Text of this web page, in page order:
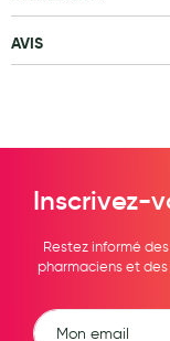
Tisanes allaitement
maternité
Nature
Diététique minceur
Phytothérapie
AVIS
Inscrivez-
Restez informé
pharmaciens et